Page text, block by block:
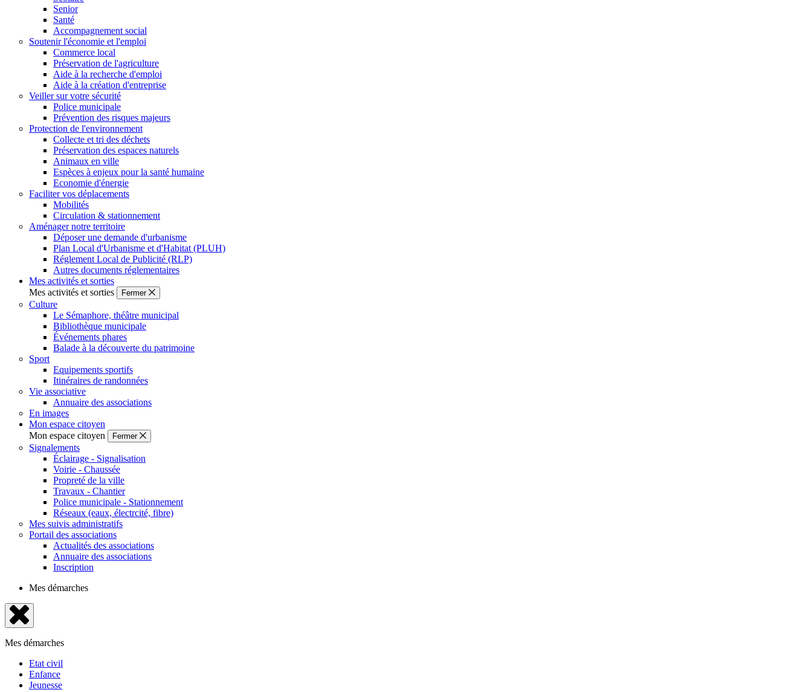
Senior
Santé
Accompagnement social
Soutenir l'économie et l'emploi
Commerce local
Préservation de l'agriculture
Aide à la recherche d'emploi
Aide à la création d'entreprise
Veiller sur votre sécurité
Police municipale
Prévention des risques majeurs
Protection de l'environnement
Collecte et tri des déchets
Préservation des espaces naturels
Animaux en ville
Espèces à enjeux pour la santé humaine
Economie d'énergie
Faciliter vos déplacements
Mobilités
Circulation & stationnement
Aménager notre territoire
Déposer une demande d'urbanisme
Plan Local d'Urbanisme et d'Habitat (PLUH)
Réglement Local de Publicité (RLP)
Autres documents réglementaires
Mes activités et sorties
Mes activités et sorties
Fermer
Culture
Le Sémaphore, théâtre municipal
Bibliothèque municipale
Événements phares
Balade à la découverte du patrimoine
Sport
Equipements sportifs
Itinéraires de randonnées
Vie associative
Annuaire des associations
En images
Mon espace citoyen
Mon espace citoyen
Fermer
Signalements
Éclairage - Signalisation
Voirie - Chaussée
Propreté de la ville
Travaux - Chantier
Police municipale - Stationnement
Réseaux (eaux, électrcité, fibre)
Mes suivis administratifs
Portail des associations
Actualités des associations
Annuaire des associations
Inscription
Mes démarches
Fermer
le
menu
Mes démarches
Etat civil
Enfance
Jeunesse